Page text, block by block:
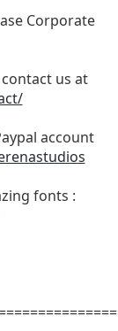
Corporate
us at
account
fonts :